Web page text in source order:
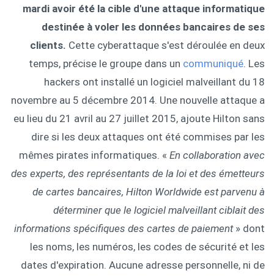
mardi avoir été la cible d'une attaque informatique
destinée à voler les données bancaires de ses
clients. Cette cyberattaque s'est déroulée en deux
temps, précise le groupe dans un communiqué. Les
hackers ont installé un logiciel malveillant du 18
novembre au 5 décembre 2014. Une nouvelle attaque a
eu lieu du 21 avril au 27 juillet 2015, ajoute Hilton sans
dire si les deux attaques ont été commises par les
mêmes pirates informatiques. « En collaboration avec
des experts, des représentants de la loi et des émetteurs
de cartes bancaires, Hilton Worldwide est parvenu à
déterminer que le logiciel malveillant ciblait des
informations spécifiques des cartes de paiement» dont
les noms, les numéros, les codes de sécurité et les
dates d'expiration. Aucune adresse personnelle, ni de